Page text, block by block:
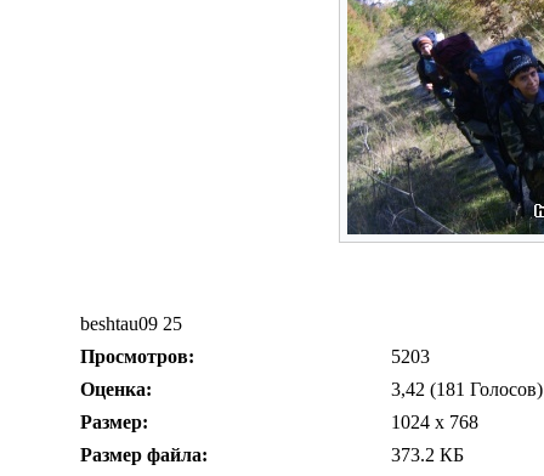
beshtau09 25
Просмотров:
5203
Оценка:
3,42 (181 Голосов)
Размер:
1024 x 768
Размер файла:
373.2 КБ